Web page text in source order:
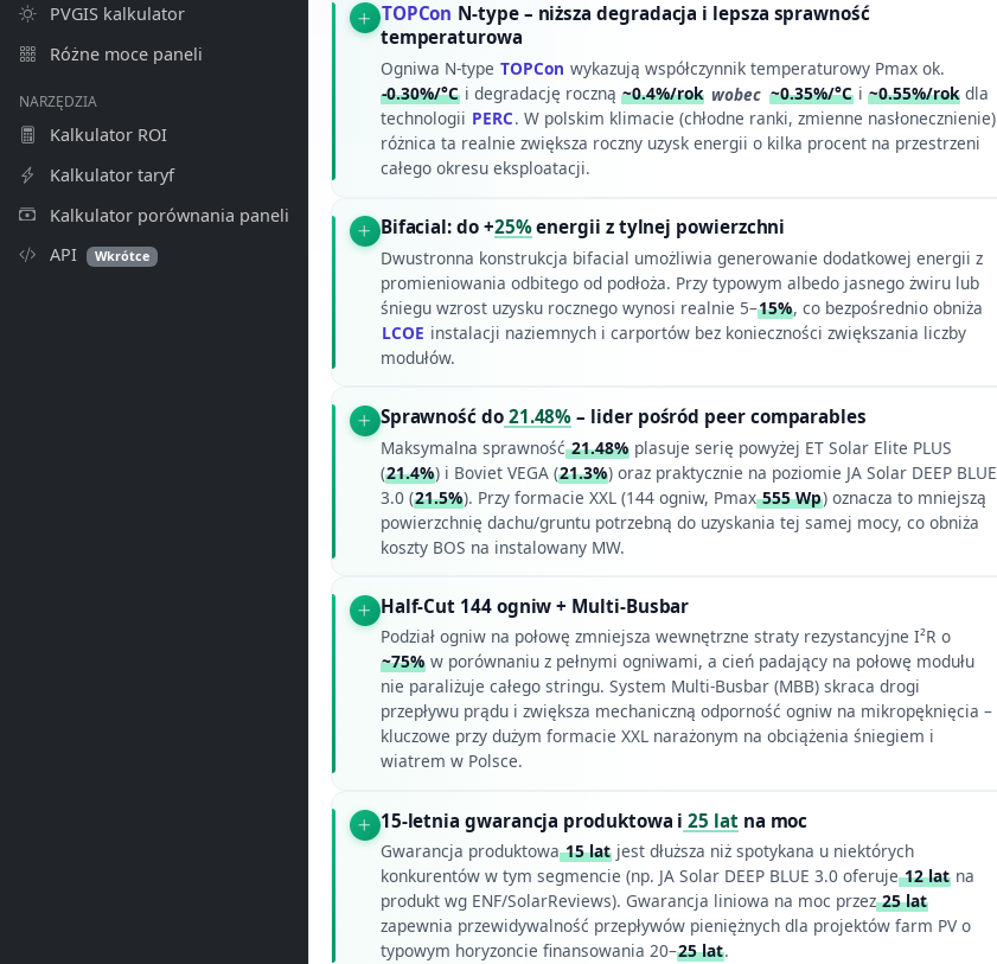
PVGIS kalkulator
Różne moce paneli
NARZĘDZIA
Kalkulator ROI
Kalkulator taryf
Kalkulator porównania paneli
API
Wkrótce
TOPCon N-type – niższa degradacja i lepsza sprawność
temperaturowa
Ogniwa N-type TOPCon wykazują współczynnik temperaturowy Pmax ok.
-0.30%/°Ci degradację roczną ~0.4%/rok wobec ~0.35%/°Ci ~0.55%/rokdla
technologii PERC. W polskim klimacie (chłodne ranki, zmienne nasłonecznienie)
różnica ta realnie zwiększa roczny uzysk energii o kilka procent na przestrzeni
całego okresu eksploatacji.
Bifacial: do +25%energii z tylnej powierzchni
Dwustronna konstrukcja bifacial umożliwia generowanie dodatkowej energii z
promieniowania odbitego od podłoża. Przy typowym albedo jasnego żwiru lub
śniegu wzrost uzysku rocznego wynosi realnie 5–15%, co bezpośrednio obniża
LCOE instalacji naziemnych i carportów bez konieczności zwiększania liczby
modułów.
Sprawność do21.48% – lider pośród peer comparables
Maksymalna sprawność21.48%plasuje serię powyżej ET Solar Elite PLUS
(21.4%) i Boviet VEGA (21.3%) oraz praktycznie na poziomie JA Solar DEEP BLUE
3.0 (21.5%). Przy formacie XXL (144 ogniw, Pmax555 Wp) oznacza to mniejszą
powierzchnię dachu/gruntu potrzebną do uzyskania tej samej mocy, co obniża
koszty BOS na instalowany MW.
Half-Cut 144 ogniw + Multi-Busbar
Podział ogniw na połowę zmniejsza wewnętrzne straty rezystancyjne I²R o
~75%w porównaniu z pełnymi ogniwami, a cień padający na połowę modułu
nie paraliżuje całego stringu. System Multi-Busbar (MBB) skraca drogi
przepływu prądu i zwiększa mechaniczną odporność ogniw na mikropęknięcia –
kluczowe przy dużym formacie XXL narażonym na obciążenia śniegiem i
wiatrem w Polsce.
15-letnia gwarancja produktowa i 25 latna moc
Gwarancja produktowa15 latjest dłuższa niż spotykana u niektórych
konkurentów w tym segmencie (np. JA Solar DEEP BLUE 3.0 oferuje12 latna
produkt wg ENF/SolarReviews). Gwarancja liniowa na moc przez25 lat
zapewnia przewidywalność przepływów pieniężnych dla projektów farm PV o
typowym horyzoncie finansowania 20–25 lat.